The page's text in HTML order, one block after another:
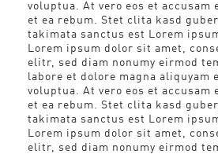
voluptua. At vero eos et accusam
et ea rebum. Stet clita kasd
takimata sanctus est Lorem
Lorem ipsum dolor sit amet,
elitr, sed diam nonumy eirmod
labore et dolore magna aliquyam
voluptua. At vero eos et accusam
et ea rebum. Stet clita kasd
takimata sanctus est Lorem
Lorem ipsum dolor sit amet,
elitr, sed diam nonumy eirmod